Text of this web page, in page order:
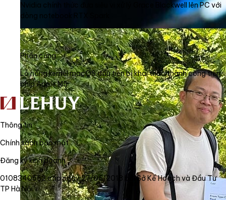
Nvidia chính thức đưa siêu vi xử lý Grace Blackwell lên PC với
dòng notebook RTX Spark
Phần cứng
Lỗ hổng kernel macOS đầu tiên bị khai thác thành công trên
chip Apple M5
Thông tin
Chính sách bảo mật
Đăng ký kinh doanh
0108340562 cấp ngày 27/06/2018 bởi Sở Kế Hoạch và Đầu Tư
TP Hà Nội